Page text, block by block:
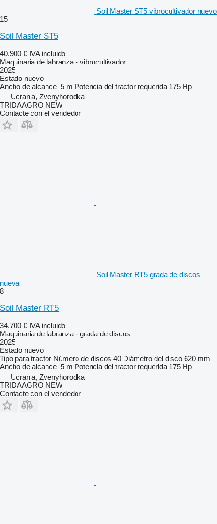
Soil Master ST5 vibrocultivador nuevo
15
Soil Master ST5
40.900 € IVA incluido
Maquinaria de labranza - vibrocultivador
2025
Estado nuevo
Ancho de alcance 5 m Potencia del tractor requerida 175 Hp
Ucrania, Zvenyhorodka
TRIDAAGRO NEW
Contacte con el vendedor
Soil Master RT5 grada de discos
nueva
8
Soil Master RT5
34.700 € IVA incluido
Maquinaria de labranza - grada de discos
2025
Estado nuevo
Tipo para tractor Número de discos 40 Diámetro del disco 620 mm
Ancho de alcance 5 m Potencia del tractor requerida 175 Hp
Ucrania, Zvenyhorodka
TRIDAAGRO NEW
Contacte con el vendedor